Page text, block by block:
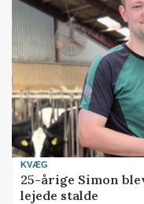
KVÆG
25-årige Simon
lejede stalde